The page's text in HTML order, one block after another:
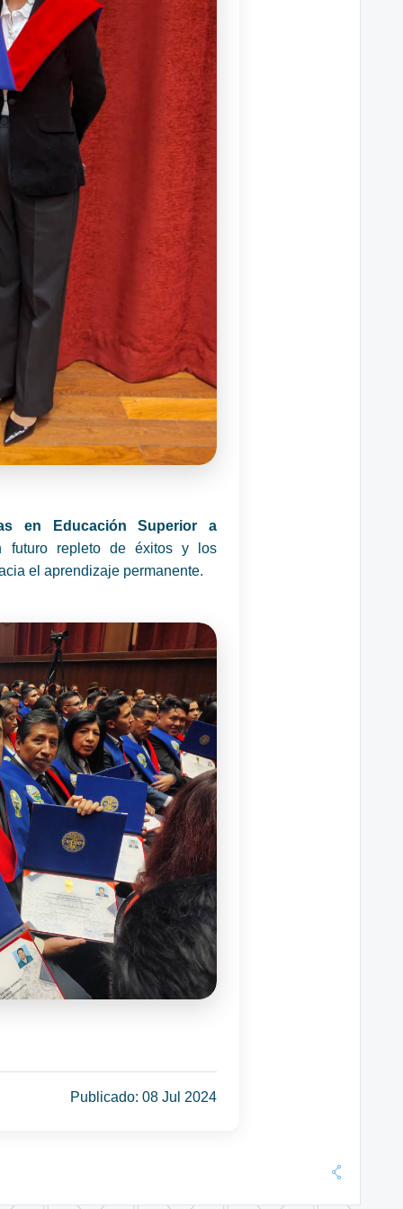
en Educación Superior a
futuro repleto de éxitos y los
el aprendizaje permanente.
Publicado: 08 Jul 2024